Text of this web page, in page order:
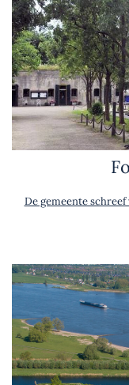
De gemeente